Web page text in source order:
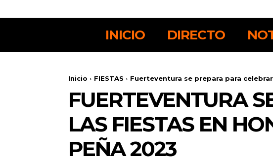
INICIO DIRECTO
Inicio FIESTAS Fuerteventura se prepara para
FUERTEVENTURA
LAS FIESTAS EN
PEÑA 2023